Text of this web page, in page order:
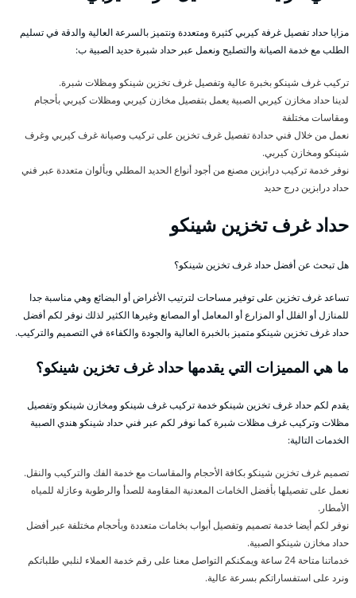
مزايا حداد تفصيل غرفة كيربي كثيرة ومتعددة ونتميز بالسرعة العالية والدقة في تسليم
الطلب مع خدمة الصيانة والتصليح ونعمل عبر حداد شبرة حديد الصبية ب:
تركيب غرف شينكو بخبرة عالية وتفصيل غرف تخزين شينكو ومظلات شبرة.
لدينا حداد مخازن كيربي الصبية يعمل بتفصيل مخازن كيربي ومظلات كيربي بأحجام
ومقاسات مختلفة
نعمل من خلال فني حدادة تفصيل غرف تخزين على تركيب وصيانة غرف كيربي وغرف
شينكو ومخازن كيربي.
نوفر خدمة تركيب درابزين مصنع من أجود أنواع الحديد المطلي وبألوان متعددة عبر فني
حداد درابزين درج حديد
حداد غرف تخزين شينكو
هل تبحث عن أفضل حداد غرف تخزين شينكو؟
تساعد غرف تخزين على توفير مساحات لترتيب الأغراض أو البضائع وهي مناسبة جدا
للمنازل أو الفلل أو المزارع أو المعامل أو المصانع وغيرها الكثير لذلك نوفر لكم أفضل
حداد غرف تخزين شينكو متميز بالخبرة العالية والجودة والكفاءة في التصميم والتركيب.
ما هي المميزات التي يقدمها حداد غرف تخزين شينكو؟
يقدم لكم حداد غرف تخزين شينكو خدمة تركيب غرف شينكو ومخازن شينكو وتفصيل
مظلات وتركيب غرف مظلات شبرة كما نوفر لكم عبر فني حداد شينكو هندي الصبية
الخدمات التالية:
تصميم غرف تخزين شينكو بكافة الأحجام والمقاسات مع خدمة الفك والتركيب والنقل.
نعمل على تفصيلها بأفضل الخامات المعدنية المقاومة للصدأ والرطوبة وعازلة للمياه
الأمطار.
نوفر لكم أيضا خدمة تصميم وتفصيل أبواب بخامات متعددة وبأحجام مختلفة عبر أفضل
حداد مخازن شينكو الصبية.
خدماتنا متاحة 24 ساعة ويمكنكم التواصل معنا على رقم خدمة العملاء لنلبي طلباتكم
ونرد على استفساراتكم بسرعة عالية.